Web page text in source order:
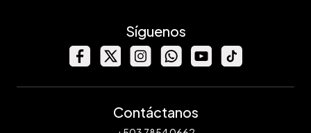
Síguenos
Contáctanos